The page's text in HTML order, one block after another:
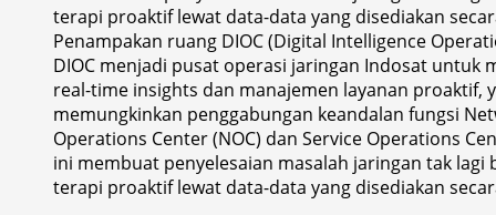
Penampakan ruang DIOC (Digital Intelligence
DIOC menjadi pusat operasi jaringan Indosat untuk
real-time insights dan manajemen layanan proaktif,
memungkinkan penggabungan keandalan fungsi
Operations Center (NOC) dan Service Operations
ini membuat penyelesaian masalah jaringan tak lagi
terapi proaktif lewat data-data yang disediakan